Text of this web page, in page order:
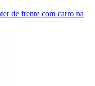
de frente com carro na